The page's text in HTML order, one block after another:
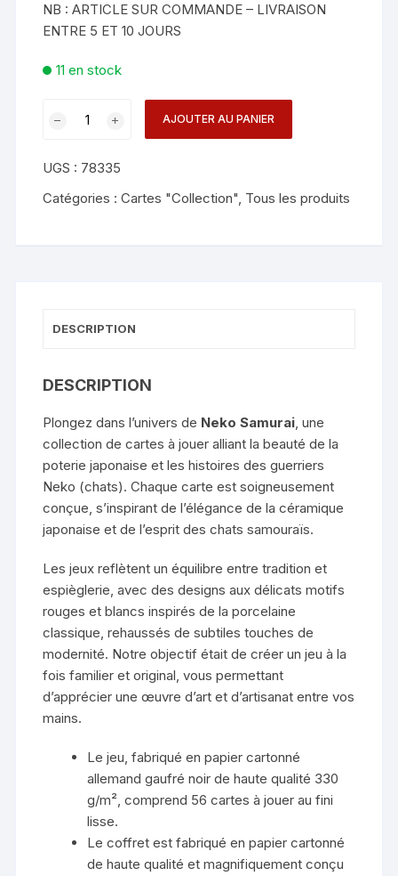
NB : ARTICLE SUR COMMANDE – LIVRAISON
ENTRE 5 ET 10 JOURS
11 en stock
Samurai
(Red)
AJOUTER AU PANIER
UGS : 78335
Catégories :Cartes "Collection", Tous les produits
DESCRIPTION
DESCRIPTION
Plongez dans l’univers de Neko Samurai, une
collection de cartes à jouer alliant la beauté de la
poterie japonaise et les histoires des guerriers
Neko (chats). Chaque carte est soigneusement
conçue, s’inspirant de l’élégance de la céramique
japonaise et de l’esprit des chats samouraïs.
Les jeux reflètent un équilibre entre tradition et
espièglerie, avec des designs aux délicats motifs
rouges et blancs inspirés de la porcelaine
classique, rehaussés de subtiles touches de
modernité. Notre objectif était de créer un jeu à la
fois familier et original, vous permettant
d’apprécier une œuvre d’art et d’artisanat entre vos
mains.
Le jeu, fabriqué en papier cartonné
allemand gaufré noir de haute qualité 330
g/m², comprend 56 cartes à jouer au fini
lisse.
Le coffret est fabriqué en papier cartonné
de haute qualité et magnifiquement conçu